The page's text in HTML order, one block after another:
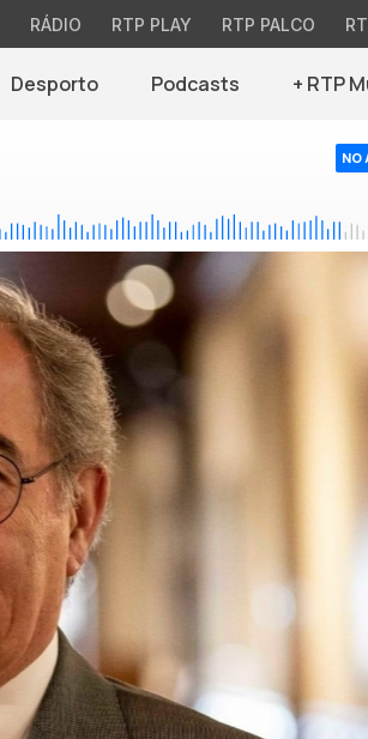
RÁDIO RTP PLAY RTP PALCO
Desporto Podcasts + RTP
NO